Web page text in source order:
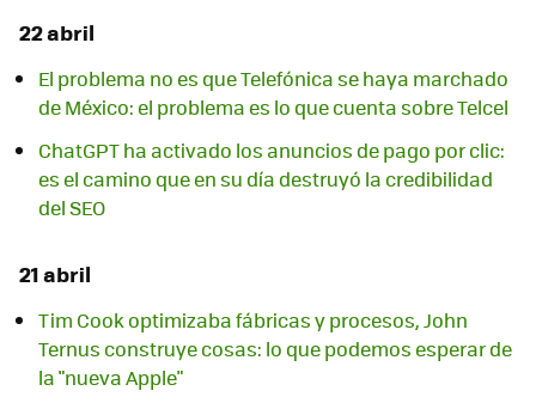
22 abril
El problema no es que Telefónica se haya marchado
de México: el problema es lo que cuenta sobre Telcel
ChatGPT ha activado los anuncios de pago por clic:
es el camino que en su día destruyó la credibilidad
del SEO
21 abril
Tim Cook optimizaba fábricas y procesos, John
Ternus construye cosas: lo que podemos esperar de
la "nueva Apple"